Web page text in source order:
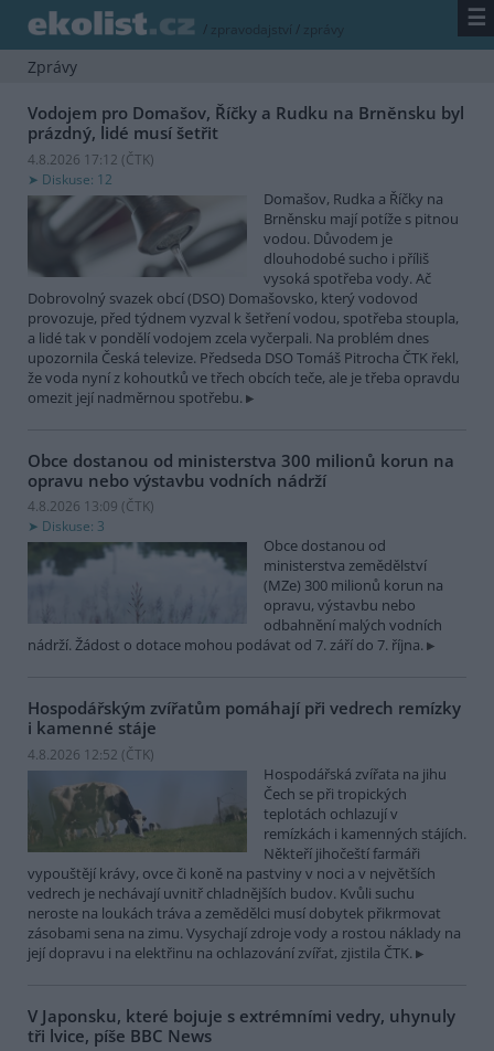
/ zpravodajství / zprávy ☰
Zprávy
Vodojem pro Domašov, Říčky a Rudku na Brněnsku byl
prázdný, lidé musí šetřit
4.8.2026 17:12 (ČTK)
Diskuse: 12
Domašov, Rudka a Říčky na
Brněnsku mají potíže s pitnou
vodou. Důvodem je
dlouhodobé sucho i příliš
vysoká spotřeba vody. Ač
Dobrovolný svazek obcí (DSO) Domašovsko, který vodovod
provozuje, před týdnem vyzval k šetření vodou, spotřeba stoupla,
a lidé tak v pondělí vodojem zcela vyčerpali. Na problém dnes
upozornila Česká televize. Předseda DSO Tomáš Pitrocha ČTK řekl,
že voda nyní z kohoutků ve třech obcích teče, ale je třeba opravdu
omezit její nadměrnou spotřebu.
Obce dostanou od ministerstva 300 milionů korun na
opravu nebo výstavbu vodních nádrží
4.8.2026 13:09 (ČTK)
Diskuse: 3
Obce dostanou od
ministerstva zemědělství
(MZe) 300 milionů korun na
opravu, výstavbu nebo
odbahnění malých vodních
nádrží. Žádost o dotace mohou podávat od 7. září do 7. října.
Hospodářským zvířatům pomáhají při vedrech remízky
i kamenné stáje
4.8.2026 12:52 (ČTK)
Hospodářská zvířata na jihu
Čech se při tropických
teplotách ochlazují v
remízkách i kamenných stájích.
Někteří jihočeští farmáři
vypouštějí krávy, ovce či koně na pastviny v noci a v největších
vedrech je nechávají uvnitř chladnějších budov. Kvůli suchu
neroste na loukách tráva a zemědělci musí dobytek přikrmovat
zásobami sena na zimu. Vysychají zdroje vody a rostou náklady na
její dopravu i na elektřinu na ochlazování zvířat, zjistila ČTK.
V Japonsku, které bojuje s extrémními vedry, uhynuly
tři lvice, píše BBC News